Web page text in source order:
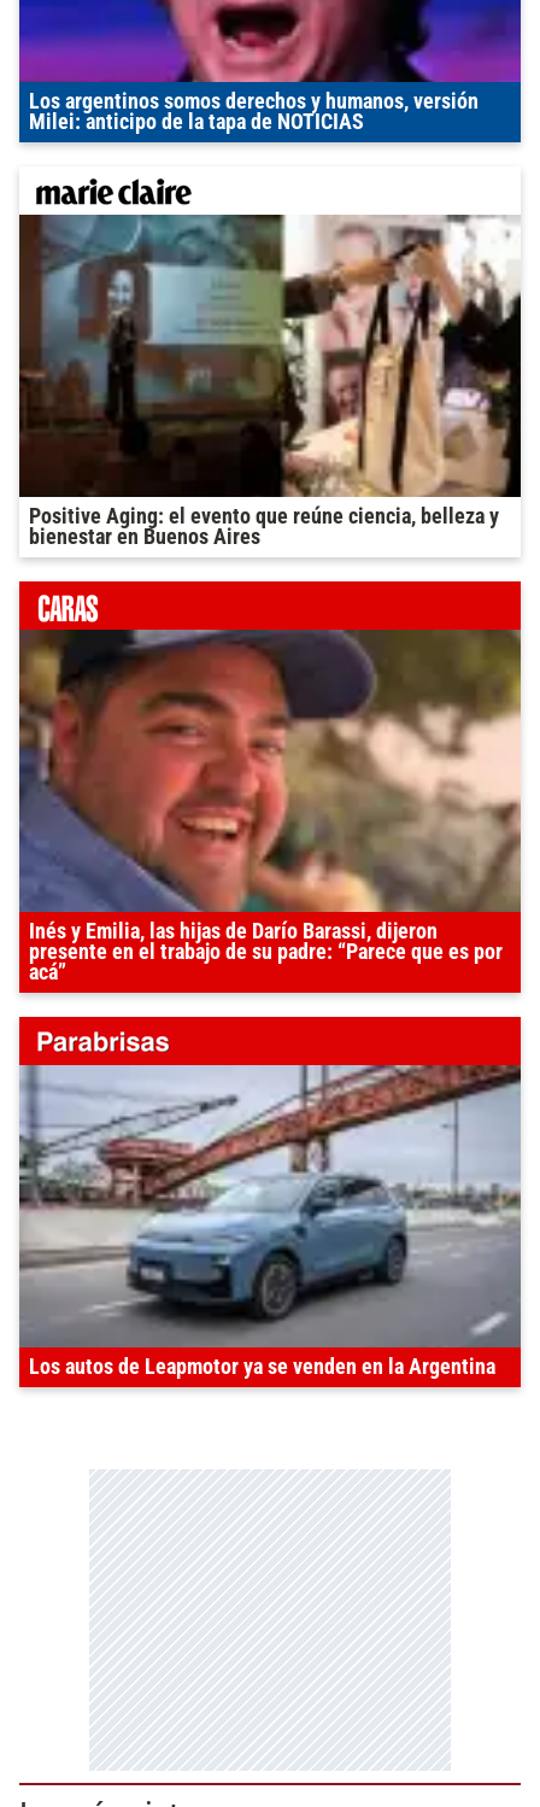
Los argentinos somos derechos y humanos, versión
Milei: anticipo de la tapa de NOTICIAS
Positive Aging: el evento que reúne ciencia, belleza y
bienestar en Buenos Aires
Inés y Emilia, las hijas de Darío Barassi, dijeron
presente en el trabajo de su padre: “Parece que es por
acá”
Los autos de Leapmotor ya se venden en la Argentina